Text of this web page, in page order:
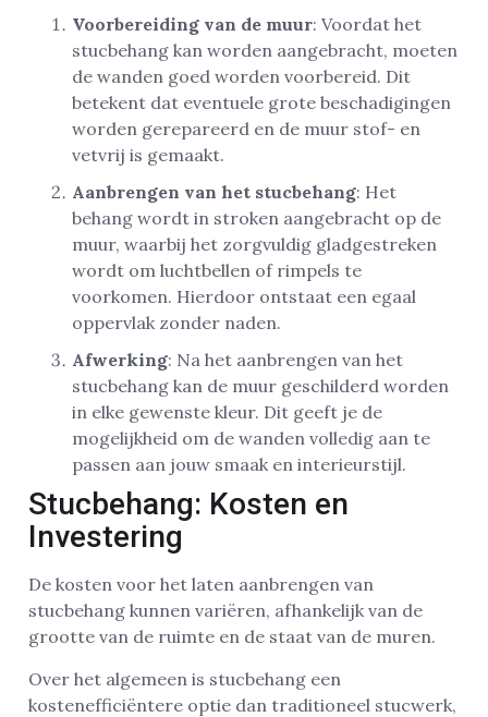
Voorbereiding van de muur: Voordat het
stucbehang kan worden aangebracht, moeten
de wanden goed worden voorbereid. Dit
betekent dat eventuele grote beschadigingen
worden gerepareerd en de muur stof- en
vetvrij is gemaakt.
Aanbrengen van het stucbehang: Het
behang wordt in stroken aangebracht op de
muur, waarbij het zorgvuldig gladgestreken
wordt om luchtbellen of rimpels te
voorkomen. Hierdoor ontstaat een egaal
oppervlak zonder naden.
Afwerking: Na het aanbrengen van het
stucbehang kan de muur geschilderd worden
in elke gewenste kleur. Dit geeft je de
mogelijkheid om de wanden volledig aan te
passen aan jouw smaak en interieurstijl.
Stucbehang: Kosten en
Investering
De kosten voor het laten aanbrengen van
stucbehang kunnen variëren, afhankelijk van de
grootte van de ruimte en de staat van de muren.
Over het algemeen is stucbehang een
kostenefficiëntere optie dan traditioneel stucwerk,